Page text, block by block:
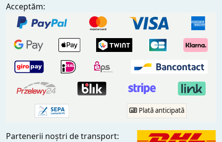
Acceptăm:
Plată anticipată
Partenerii noștri de transport: